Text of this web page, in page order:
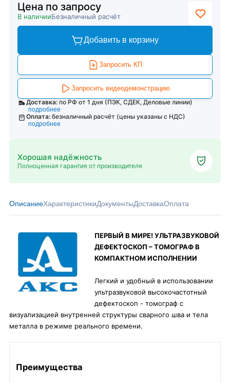
Цена по запросу
В наличииБезналичный расчёт
Добавить в корзину
Запросить КП
Запросить видеодемонстрацию
Доставка: по РФ от 1 дня (ПЭК, СДЕК, Деловые линии)
подробнее
Оплата: безналичный расчёт (цены указаны с НДС)
подробнее
Хорошая надёжность
Полноценная гарантия от производителя
ОписаниеХарактеристикиДокументыДоставкаОплата
ПЕРВЫЙ В МИРЕ! УЛЬТРАЗВУКОВОЙ
ДЕФЕКТОСКОП – ТОМОГРАФ В
КОМПАКТНОМ ИСПОЛНЕНИИ
Легкий и удобный в использовании
ультразвуковой высокочастотный
дефектоскоп - томограф с
визуализацией внутренней структуры сварного шва и тела
металла в режиме реального времени.
Преимущества